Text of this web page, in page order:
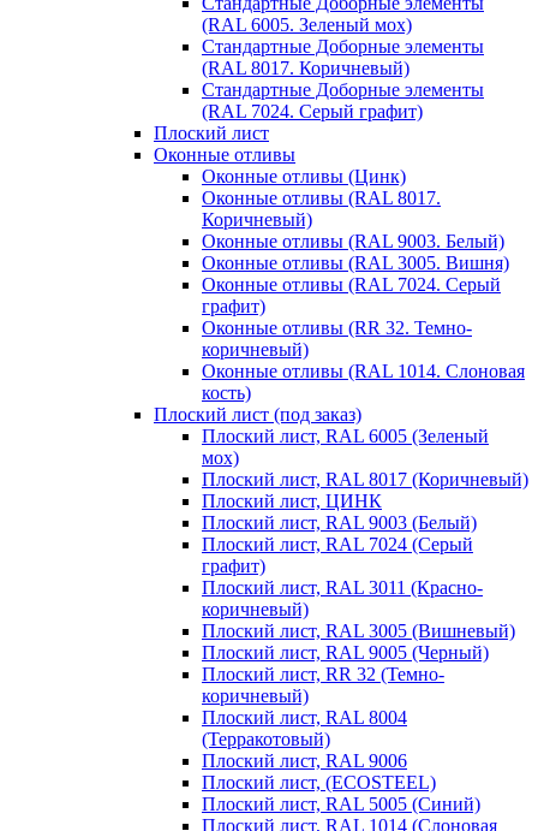
(RAL 6005. Зеленый мох)
Стандартные Доборные элементы
(RAL 8017. Коричневый)
Стандартные Доборные элементы
(RAL 7024. Серый графит)
Плоский лист
Оконные отливы
Оконные отливы (Цинк)
Оконные отливы (RAL 8017.
Коричневый)
Оконные отливы (RAL 9003. Белый)
Оконные отливы (RAL 3005. Вишня)
Оконные отливы (RAL 7024. Серый
графит)
Оконные отливы (RR 32. Темно-
коричневый)
Оконные отливы (RAL 1014. Слоновая
кость)
Плоский лист (под заказ)
Плоский лист, RAL 6005 (Зеленый
мох)
Плоский лист, RAL 8017 (Коричневый)
Плоский лист, ЦИНК
Плоский лист, RAL 9003 (Белый)
Плоский лист, RAL 7024 (Серый
графит)
Плоский лист, RAL 3011 (Красно-
коричневый)
Плоский лист, RAL 3005 (Вишневый)
Плоский лист, RAL 9005 (Черный)
Плоский лист, RR 32 (Темно-
коричневый)
Плоский лист, RAL 8004
(Терракотовый)
Плоский лист, RAL 9006
Плоский лист, (ECOSTEEL)
Плоский лист, RAL 5005 (Синий)
Плоский лист, RAL 1014 (Слоновая